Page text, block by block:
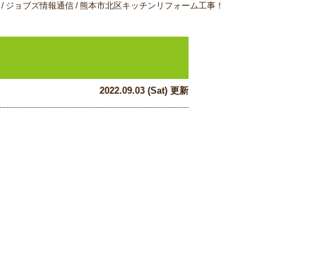
/ ジョブズ情報通信 /熊本市北区キッチンリフォーム工事！
2022.09.03 (Sat) 更新